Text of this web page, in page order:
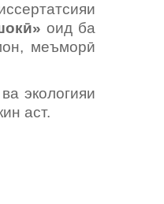
оид ба
меъморӣ
экологияи
аст.